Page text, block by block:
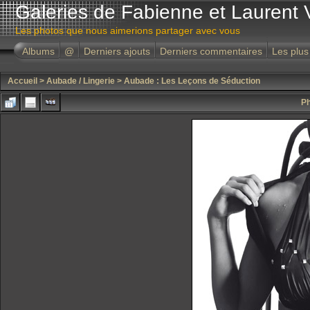
Galeries de Fabienne et Laurent
Les photos que nous aimerions partager avec vous
Albums
@ Derniers ajouts Derniers commentaires Les
Accueil > Aubade / Lingerie > Aubade : Les Leçons de Séduction